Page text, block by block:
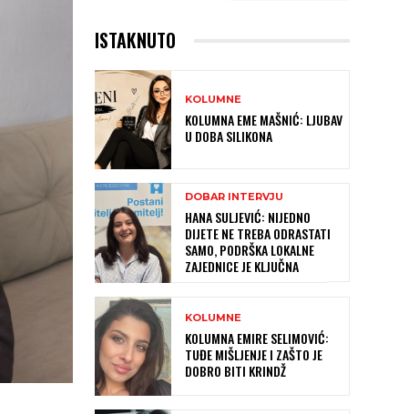
ISTAKNUTO
KOLUMNE
KOLUMNA EME MAŠNIĆ: LJUBAV
U DOBA SILIKONA
DOBAR INTERVJU
HANA SULJEVIĆ: NIJEDNO
DIJETE NE TREBA ODRASTATI
SAMO, PODRŠKA LOKALNE
ZAJEDNICE JE KLJUČNA
KOLUMNE
KOLUMNA EMIRE SELIMOVIĆ:
TUĐE MIŠLJENJE I ZAŠTO JE
DOBRO BITI KRINDŽ